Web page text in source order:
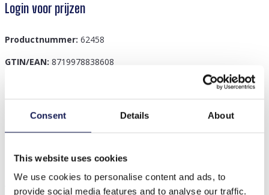
Consent Details About
This website uses cookies
We use cookies to personalise content and ads, to
provide social media features and to analyse our traffic.
Login voor prijzen
Productnummer: 62458
GTIN/EAN: 8719978838608
Beschrijving
C-E20.4 GL004-094-1 Sunglass Chain Clovers Pink
Anderen kochten ook